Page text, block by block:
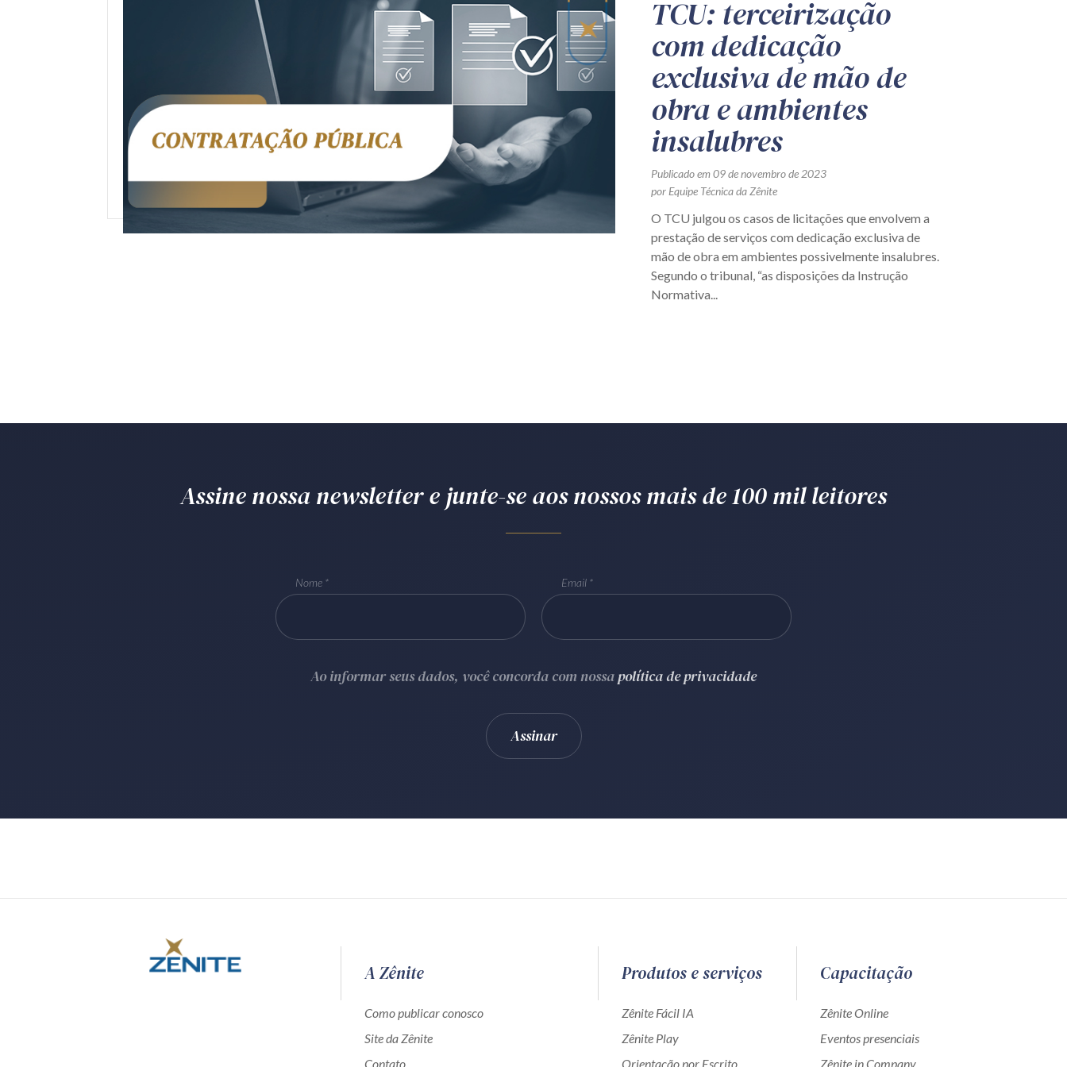
TCU: terceirização
com dedicação
exclusiva de mão de
obra e ambientes
insalubres
Publicado em 09 de novembro de 2023
por Equipe Técnica da Zênite
O TCU julgou os casos de licitações que envolvem a
prestação de serviços com dedicação exclusiva de
mão de obra em ambientes possivelmente insalubres.
Segundo o tribunal, “as disposições da Instrução
Normativa...
Assine nossa newsletter e junte-se aos nossos mais de 100 mil leitores
Nome Email
Ao informar seus dados, você concorda com nossapolítica de privacidade
A Zênite
Como publicar conosco
Site da Zênite
Contato
Produtos e serviços
Zênite Fácil IA
Zênite Play
Orientação por Escrito
Capacitação
Zênite Online
Eventos presenciais
Zênite in Company